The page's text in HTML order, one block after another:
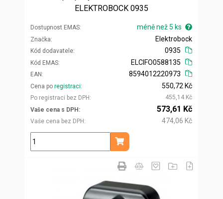
ELEKTROBOCK 0935
Dostupnost EMAS méně než 5 ks
Značka
Kód dodavatele
Elektrobock
0935
Kód EMAS
EAN
ELCIFO0588135
8594012220973
Cena po registraci
Po registraci bez DPH
550,72 Kč
455,14 Kč
Vaše cena s DPH
Vaše cena bez DPH
573,61 Kč
474,06 Kč
ks
Přidat do košíku